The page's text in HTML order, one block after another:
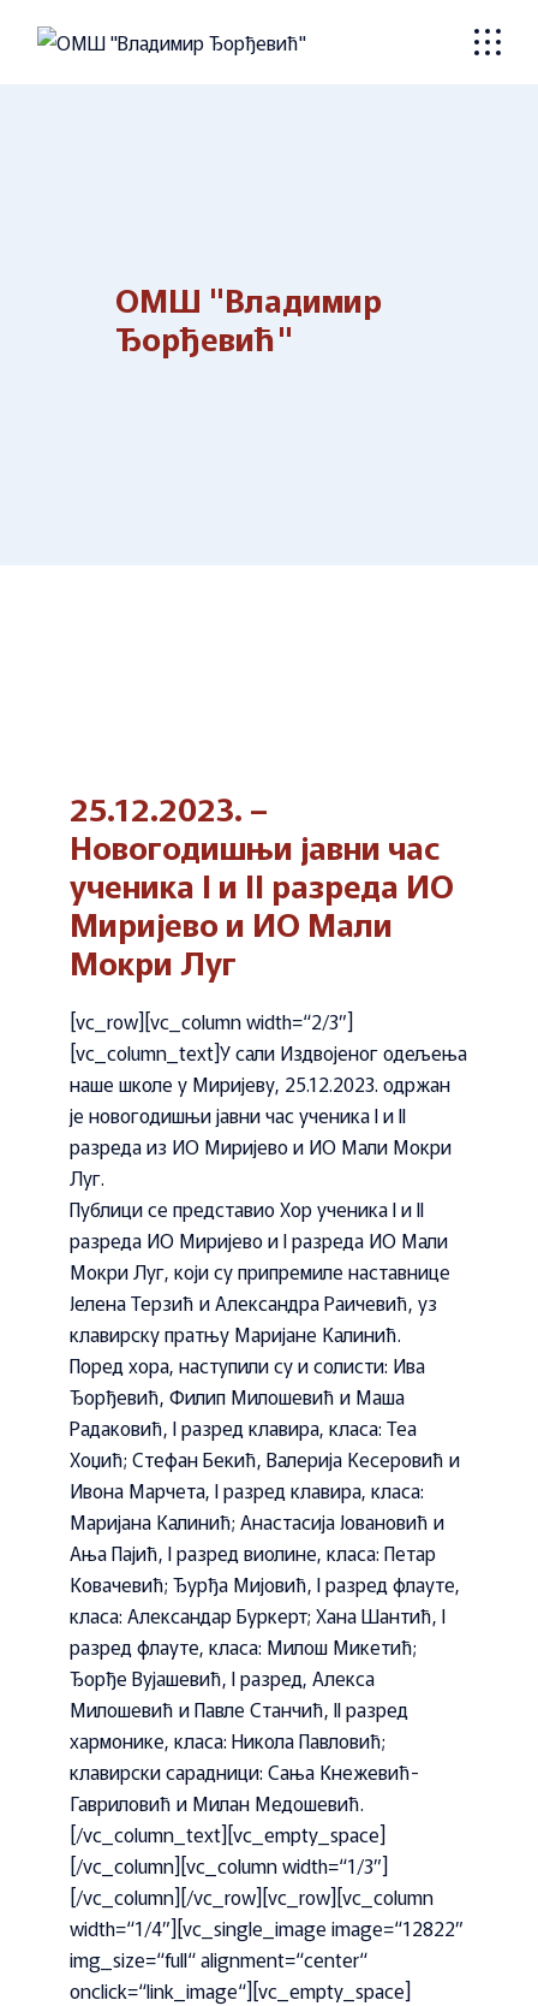
ОМШ "Владимир
Ђорђевић"
25.12.2023. –
Новогодишњи јавни час
ученика I и II разреда ИО
Миријево и ИО Мали
Мокри Луг
[vc_row][vc_column width=“2/3″]
[vc_column_text]У сали Издвојеног одељења
наше школе у Миријеву, 25.12.2023. одржан
је новогодишњи јавни час ученика I и II
разреда из ИО Миријево и ИО Мали Мокри
Луг.
Публици се представио Хор ученика I и II
разреда ИО Миријево и I разреда ИО Мали
Мокри Луг, који су припремиле наставнице
Јелена Терзић и Александра Раичевић, уз
клавирску пратњу Маријане Калинић.
Поред хора, наступили су и солисти: Ива
Ђорђевић, Филип Милошевић и Маша
Радаковић, I разред клавира, класа: Теа
Хоџић; Стефан Бекић, Валерија Кесеровић и
Ивона Марчета, I разред клавира, класа:
Маријана Калинић; Анастасија Јовановић и
Ања Пајић, I разред виолине, класа: Петар
Ковачевић; Ђурђа Мијовић, I разред флауте,
класа: Александар Буркерт; Хана Шантић, I
разред флауте, класа: Милош Микетић;
Ђорђе Вујашевић, I разред, Алекса
Милошевић и Павле Станчић, II разред
хармонике, класа: Никола Павловић;
клавирски сарадници: Сања Кнежевић-
Гавриловић и Милан Медошевић.
[/vc_column_text][vc_empty_space]
[/vc_column][vc_column width=“1/3″]
[/vc_column][/vc_row][vc_row][vc_column
width=“1/4″][vc_single_image image=“12822″
img_size=“full“ alignment=“center“
onclick=“link_image“][vc_empty_space]